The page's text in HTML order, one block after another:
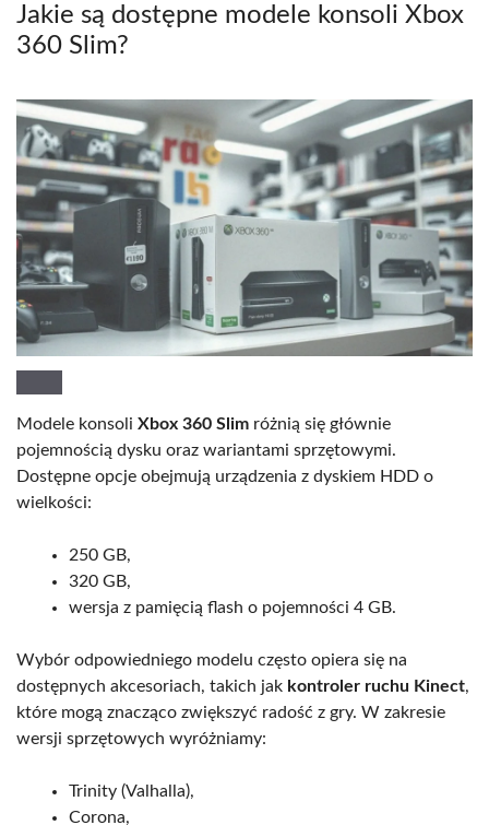
Jakie są dostępne modele konsoli Xbox
360 Slim?
Modele konsoli Xbox 360 Slim różnią się głównie
pojemnością dysku oraz wariantami sprzętowymi.
Dostępne opcje obejmują urządzenia z dyskiem HDD o
wielkości:
250 GB,
320 GB,
wersja z pamięcią flash o pojemności 4 GB.
Wybór odpowiedniego modelu często opiera się na
dostępnych akcesoriach, takich jak kontroler ruchu Kinect,
które mogą znacząco zwiększyć radość z gry. W zakresie
wersji sprzętowych wyróżniamy:
Trinity (Valhalla),
Corona,